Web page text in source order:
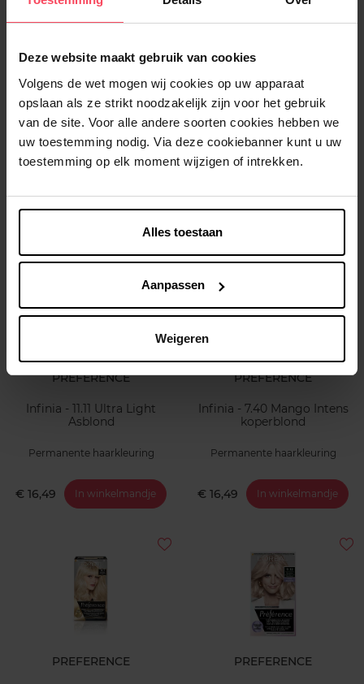
Deze website maakt gebruik van cookies
Volgens de wet mogen wij cookies op uw apparaat
opslaan als ze strikt noodzakelijk zijn voor het gebruik
van de site. Voor alle andere soorten cookies hebben we
uw toestemming nodig. Via deze cookiebanner kunt u uw
toestemming op elk moment wijzigen of intrekken.
Alles toestaan
Aanpassen
Weigeren
PREFERENCE
Infinia - 7 Vienne
Middenblond
Permanente haarkleuring
€ 16,49 In winkelmandje
PREFERENCE
Infinia - 5 Bruges Lichtbruin
Permanente haarkleuring
€ 16,49 In winkelmandje
PREFERENCE
Infinia - 11.11 Ultra Light
Asblond
Permanente haarkleuring
€ 16,49 In winkelmandje
PREFERENCE
Infinia - 7.40 Mango Intens
koperblond
Permanente haarkleuring
€ 16,49 In winkelmandje
PREFERENCE PREFERENCE